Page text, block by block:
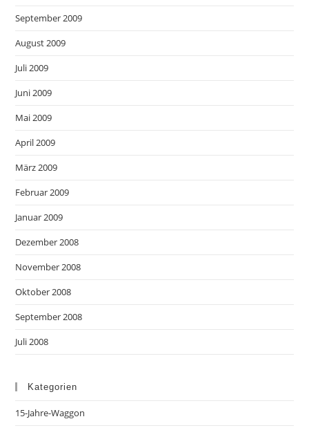
September 2009
August 2009
Juli 2009
Juni 2009
Mai 2009
April 2009
März 2009
Februar 2009
Januar 2009
Dezember 2008
November 2008
Oktober 2008
September 2008
Juli 2008
Kategorien
15-Jahre-Waggon